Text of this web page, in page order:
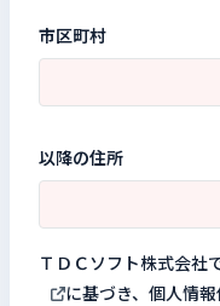
市区町村
以降の住所
ＴＤＣソフト株式会社
に基づき、個人情